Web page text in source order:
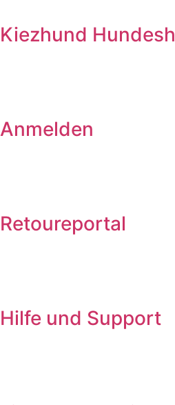
Kiezhund
Anmelden
Retoureportal
Hilfe und Support